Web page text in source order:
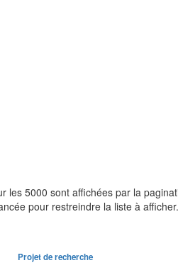
les 5000 sont affichées par la
pour restreindre la liste à afficher.
Projet de recherche